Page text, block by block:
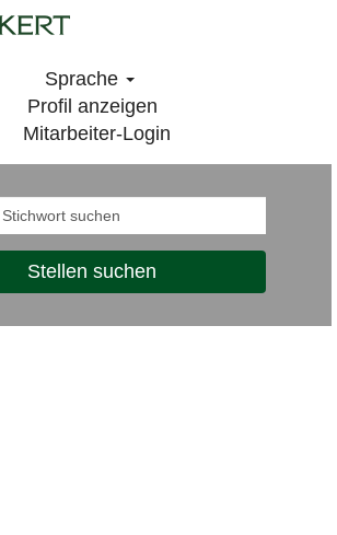
Sprache
Profil anzeigen
Mitarbeiter-Login
Stellen suchen